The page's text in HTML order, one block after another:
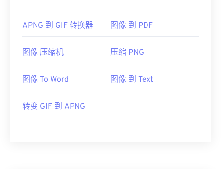
APNG 到 GIF 转换器 图像 到 PDF
图像 压缩机 压缩 PNG
图像 To Word 图像 到 Text
转变 GIF 到 APNG